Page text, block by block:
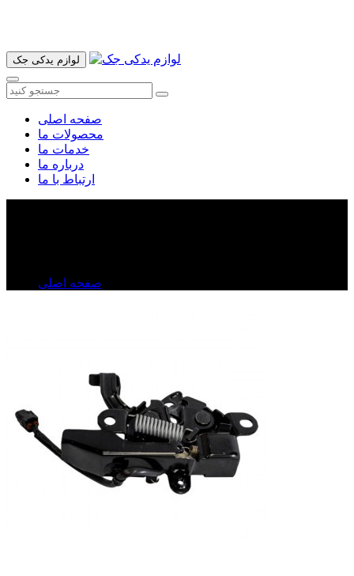
لوازم یدکی جک
صفحه اصلی
محصولات ما
خدمات ما
درباره ما
ارتباط با ما
صفحه اصلی